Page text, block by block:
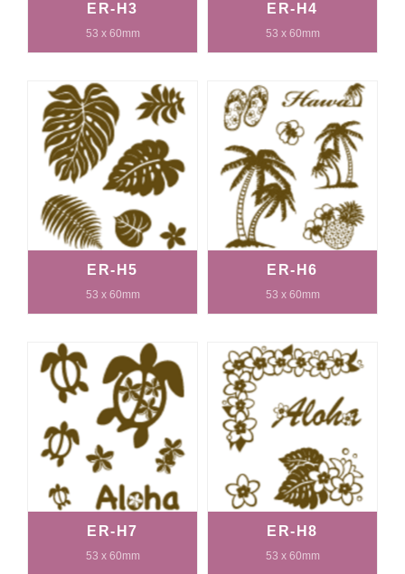
ER-H3
53 x 60mm
ER-H4
53 x 60mm
ER-H5
53 x 60mm
ER-H6
53 x 60mm
ER-H7
53 x 60mm
ER-H8
53 x 60mm